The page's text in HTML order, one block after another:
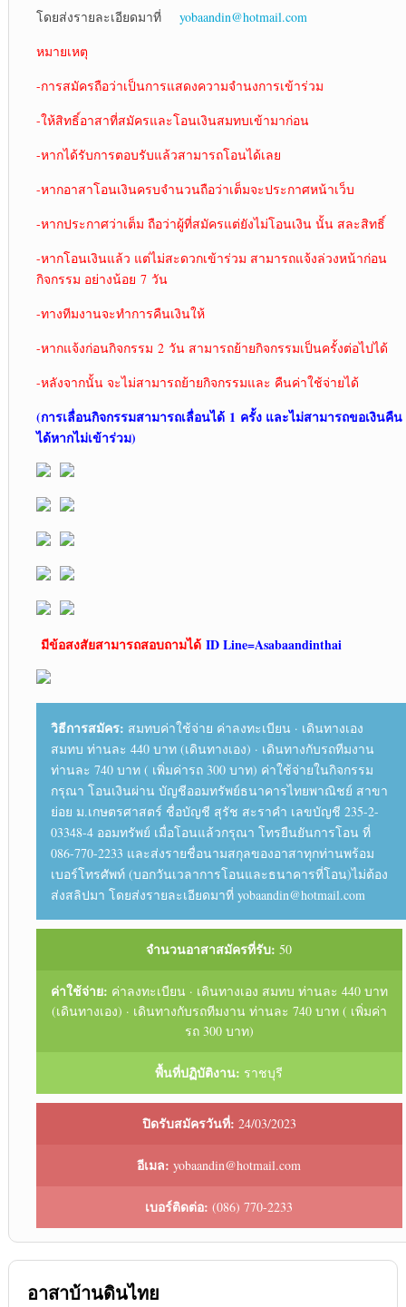
โดยส่งรายละเอียดมาที่
yobaandin@hotmail.com
หมายเหตุ
-การสมัครถือว่าเป็นการแสดงความจำนงการเข้าร่วม
-ให้สิทธิ์อาสาที่สมัครและโอนเงินสมทบเข้ามาก่อน
-หากได้รับการตอบรับแล้วสามารถโอนได้เลย
-หากอาสาโอนเงินครบจำนวนถือว่าเต็มจะประกาศหน้าเว็บ
-หากประกาศว่าเต็ม ถือว่าผู้ที่สมัครแต่ยังไม่โอนเงิน นั้น สละสิทธิ์
-หากโอนเงินแล้ว แต่ไม่สะดวกเข้าร่วม สามารถแจ้งล่วงหน้าก่อน
กิจกรรม อย่างน้อย 7 วัน
-ทางทีมงานจะทำการคืนเงินให้
-หากแจ้งก่อนกิจกรรม 2 วัน สามารถย้ายกิจกรรมเป็นครั้งต่อไปได้
-หลังจากนั้น จะไม่สามารถย้ายกิจกรรมและ คืนค่าใช้จ่ายได้
(การเลื่อนกิจกรรมสามารถเลื่อนได้1 ครั้ง และไม่สามารถขอเงินคืน
ได้หากไม่เข้าร่วม)
มีข้อสงสัยสามารถสอบถามได้ ID Line=Asabaandinthai
วิธีการสมัคร: สมทบค่าใช้จ่าย ค่าลงทะเบียน · เดินทางเอง
สมทบ ท่านละ 440 บาท (เดินทางเอง) · เดินทางกับรถทีมงาน
ท่านละ 740 บาท ( เพิ่มค่ารถ 300 บาท) ค่าใช้จ่ายในกิจกรรม
กรุณา โอนเงินผ่าน บัญชีออมทรัพย์ธนาคารไทยพาณิชย์ สาขา
ย่อย ม.เกษตรศาสตร์ ชื่อบัญชี สุรัช สะราคำ เลขบัญชี 235-2-
03348-4 ออมทรัพย์ เมื่อโอนแล้วกรุณา โทรยืนยันการโอน ที่
086-770-2233 และส่งรายชื่อนามสกุลของอาสาทุกท่านพร้อม
เบอร์โทรศัพท์ (บอกวันเวลาการโอนและธนาคารที่โอน)ไม่ต้อง
ส่งสลิปมา โดยส่งรายละเอียดมาที่ yobaandin@hotmail.com
จำนวนอาสาสมัครที่รับ: 50
ค่าใช้จ่าย: ค่าลงทะเบียน · เดินทางเอง สมทบ ท่านละ 440 บาท
(เดินทางเอง) · เดินทางกับรถทีมงาน ท่านละ 740 บาท ( เพิ่มค่า
รถ 300 บาท)
พื้นที่ปฏิบัติงาน: ราชบุรี
ปิดรับสมัครวันที่: 24/03/2023
อีเมล: yobaandin@hotmail.com
เบอร์ติดต่อ: (086) 770-2233
อาสาบ้านดินไทย